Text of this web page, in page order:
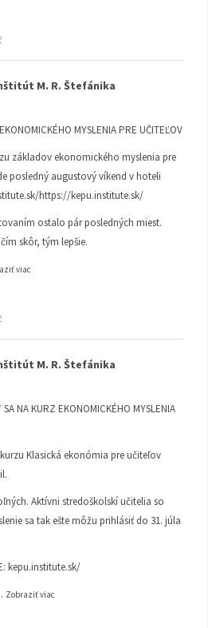
M. R. Štefánika
MYSLENIA PRE UČITEĽOV
základov ekonomického myslenia pre
posledný augustový víkend v hoteli
https://kepu.institute.sk/
ostalo pár posledných miest.
skôr, tým lepšie.
viac
M. R. Štefánika
NA KURZ EKONOMICKÉHO MYSLENIA
Klasická ekonómia pre učiteľov
Aktívni stredoškolskí učitelia so
sa tak ešte môžu prihlásiť do 31. júla
kepu.institute.sk/
Zobraziť viac